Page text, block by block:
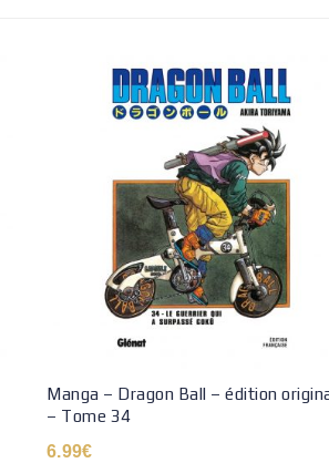
Manga – Dragon Ball – édition
– Tome 34
6.99€